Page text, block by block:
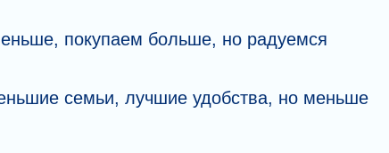
покупаем больше, но радуемся
семьи, лучшие удобства, но меньше